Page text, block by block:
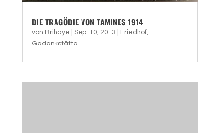
DIE TRAGÖDIE VON TAMINES 1914
von Brihaye Sep. 10, 2013 Friedhof,
Gedenkstätte